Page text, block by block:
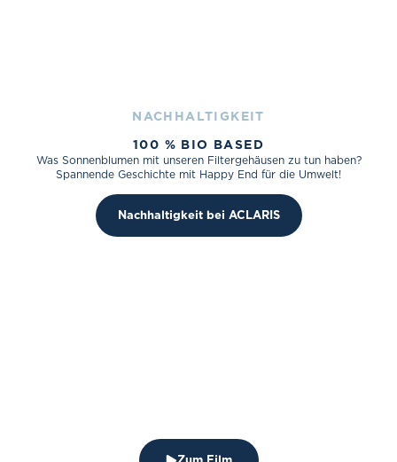
NACHHALTIGKEIT
100 % BIO BASED
Was Sonnenblumen mit unseren Filtergehäusen zu tun haben?
Spannende Geschichte mit Happy End für die Umwelt!
Nachhaltigkeit bei ACLARIS